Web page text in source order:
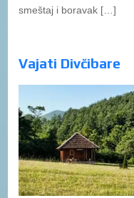
smeštaj i boravak […]
Vajati Divčibare